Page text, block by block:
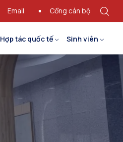
Email Cổng cán bộ
Hợp tác quốc tế Sinh viên